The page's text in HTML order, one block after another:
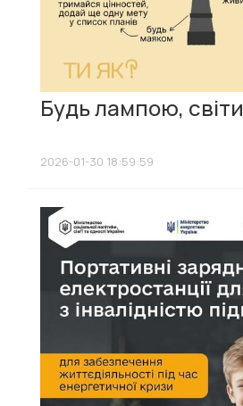
Будь лампою, світи
2026-01-30 18:59:59